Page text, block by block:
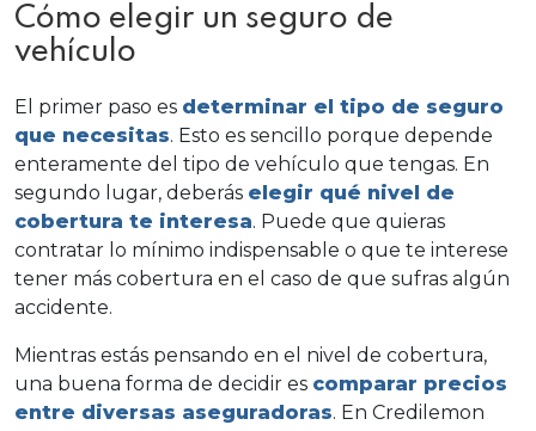
Cómo elegir un seguro de
vehículo
El primer paso es determinar el tipo de seguro
que necesitas. Esto es sencillo porque depende
enteramente del tipo de vehículo que tengas. En
segundo lugar, deberás elegir qué nivel de
cobertura te interesa. Puede que quieras
contratar lo mínimo indispensable o que te interese
tener más cobertura en el caso de que sufras algún
accidente.
Mientras estás pensando en el nivel de cobertura,
una buena forma de decidir es comparar precios
entre diversas aseguradoras. En Credilemon